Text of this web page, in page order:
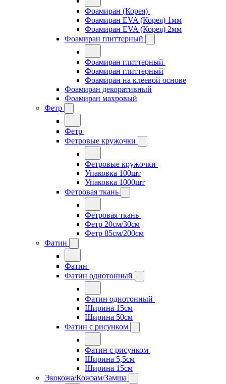
Фоамиран (Корея)
Фоамиран EVA (Корея) 1мм
Фоамиран EVA (Корея) 2мм
Фоамиран глиттерный
Фоамиран глиттерный
Фоамиран глиттерный
Фоамиран на клеевой основе
Фоамиран декоративный
Фоамиран махровый
Фетр
Фетр
Фетровые кружочки
Фетровые кружочки
Упаковка 100шт
Упаковка 1000шт
Фетровая ткань
Фетровая ткань
Фетр 20см/30см
Фетр 85см/200см
Фатин
Фатин
Фатин однотонный
Фатин однотонный
Ширина 15см
Ширина 50см
Фатин с рисунком
Фатин с рисунком
Ширина 5,5см
Ширина 15см
Экокожа/Кожзам/Замша